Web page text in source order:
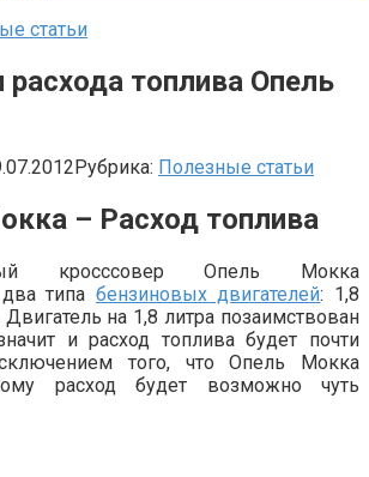
статьи
расхода топлива Опель
Рубрика: Полезные статьи
– Расход топлива
кросссовер Опель Мокка
два типа бензиновых двигателей: 1,8
Двигатель на 1,8 литра позаимствован
и расход топлива будет почти
того, что Опель Мокка
расход будет возможно чуть